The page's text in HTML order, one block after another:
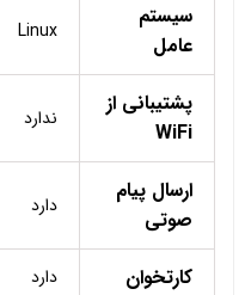
سیستم
عامل
Linux
پشتیبانی از
WiFi
ندارد
ارسال پیام
صوتی
دارد
کارتخوان دارد